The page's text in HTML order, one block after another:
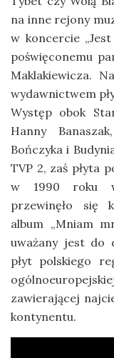
na inne rejony
w koncercie
poświęconemu
Maklakiewicza.
wydawnictwem
Występ obok
Hanny
Bończyka i
TVP 2, zaś płyta
w 1990 roku w
przewinęło się
album „Mniam
uważany jest do
płyt polskiego
zawierającej
kontynentu.